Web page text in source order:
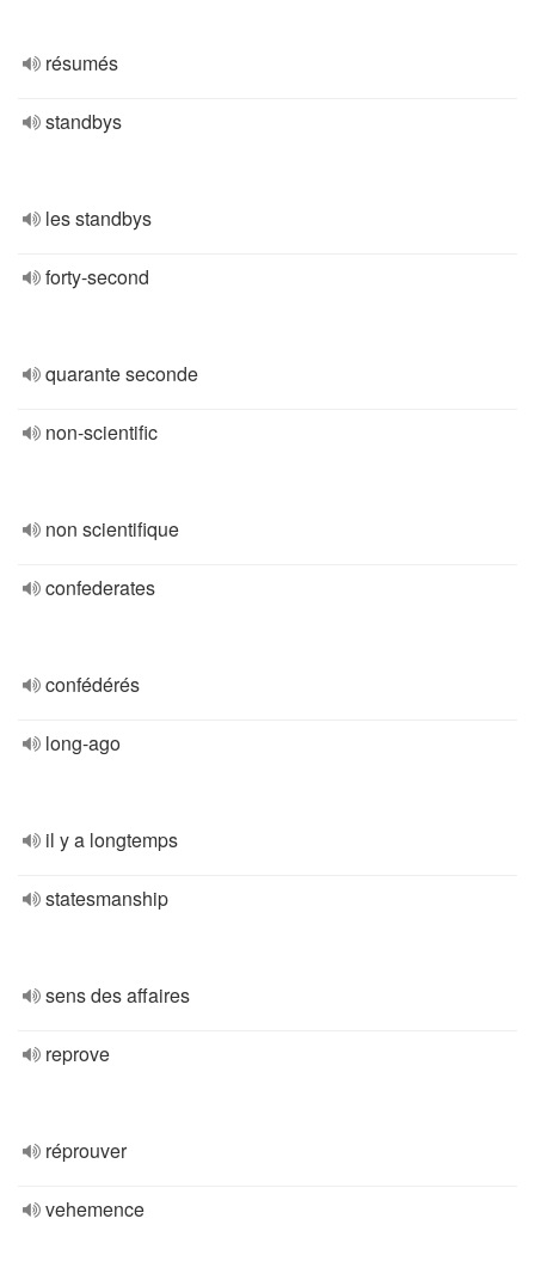
résumés
standbys
les standbys
forty-second
quarante seconde
non-scientific
non scientifique
confederates
confédérés
long-ago
il y a longtemps
statesmanship
sens des affaires
reprove
réprouver
vehemence